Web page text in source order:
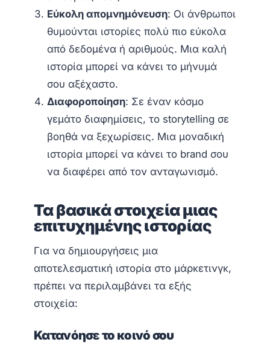
Εύκολη απομνημόνευση: Οι άνθρωποι
θυμούνται ιστορίες πολύ πιο εύκολα
από δεδομένα ή αριθμούς. Μια καλή
ιστορία μπορεί να κάνει το μήνυμά
σου αξέχαστο.
Διαφοροποίηση: Σε έναν κόσμο
γεμάτο διαφημίσεις, το storytelling σε
βοηθά να ξεχωρίσεις. Μια μοναδική
ιστορία μπορεί να κάνει το brand σου
να διαφέρει από τον ανταγωνισμό.
Τα βασικά στοιχεία μιας
επιτυχημένης ιστορίας
Για να δημιουργήσεις μια
αποτελεσματική ιστορία στο μάρκετινγκ,
πρέπει να περιλαμβάνει τα εξής
στοιχεία:
Κατανόησε το κοινό σου